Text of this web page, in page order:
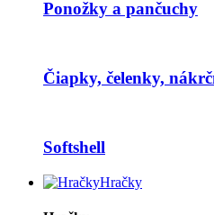
Ponožky a pančuchy
Čiapky, čelenky,
Softshell
Hračky